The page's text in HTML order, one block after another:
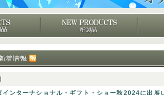
ンターナショナル・ギフト・ショー秋2024に出展